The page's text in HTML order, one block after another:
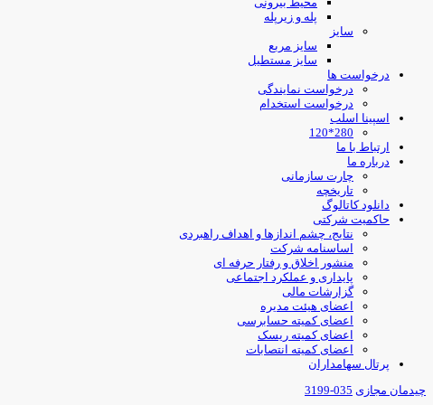
پله و زیرپله
سایز
سایز مربع
سایز مستطیل
درخواست ها
درخواست نمایندگی
درخواست استخدام
اسپینا اسلب
280*120
ارتباط با ما
درباره ما
چارت سازمانی
تاریخچه
دانلود کاتالوگ
حاکمیت شرکتی
نتایج، چشم اندازها و اهداف راهبردی
اساسنامه شرکت
منشور اخلاق و رفتار حرفه ای
پایداری و عملکرد اجتماعی
گزارشات مالی
اعضای هیئت مدیره
اعضای کمیته حسابرسی
اعضای کمیته ریسک
اعضای کمیته انتصابات
پرتال سهامداران
چیدمان مجازی 035-3199